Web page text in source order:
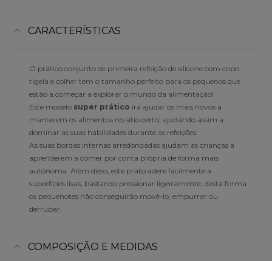
CARACTERÍSTICAS
O prático conjunto de primeira refeição de silicone com copo,
tigela e colher tem o tamanho perfeito para os pequenos que
estão a começar a explorar o mundo da alimentação!
Este modelo super prático irá ajudar os mais novos a
manterem os alimentos no sítio certo, ajudando assim a
dominar as suas habilidades durante as refeições.
As suas bordas internas arredondadas ajudam as crianças a
aprenderem a comer por conta própria de forma mais
autónoma. Além disso, este prato adere facilmente a
superfícies lisas, bastando pressionar ligeiramente, desta forma
os pequenotes não conseguirão movê-lo, empurrar ou
derrubar.
COMPOSIÇÃO E MEDIDAS